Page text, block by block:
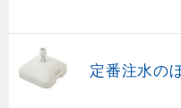
定番注水の